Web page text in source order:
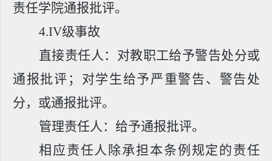
责任学院通报批评。
4.IV级事故
直接责任人：对教职工给予警告处分或
通报批评；对学生给予严重警告、警告处
分，或通报批评。
管理责任人：给予通报批评。
相应责任人除承担本条例规定的责任